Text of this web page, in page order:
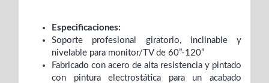
Especificaciones:
Soporte profesional giratorio, inclinable y
nivelable para monitor/TV de 60”-120”
Fabricado con acero de alta resistencia y pintado
con pintura electrostática para un acabado